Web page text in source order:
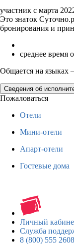
участник с марта
Это знаток
бронирования и
среднее время
Общается на языках
Сведения об
Пожаловаться
Отели
Мини-отели
Апарт-отели
Гостевые дома
Личный
Служба
8 (800) 555 2608